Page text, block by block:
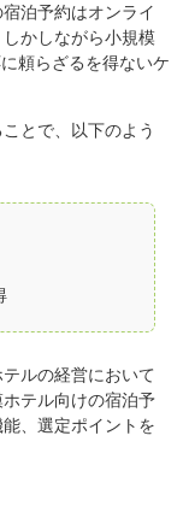
泊予約はオンライ
かしながら小規模
頼らざるを得ないケ
とで、以下のよう
ルの経営において
テル向けの宿泊予
、選定ポイントを